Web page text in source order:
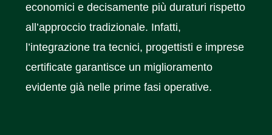
economici e decisamente più duraturi rispetto
all’approccio tradizionale. Infatti,
l’integrazione tra tecnici, progettisti e imprese
certificate garantisce un miglioramento
evidente già nelle prime fasi operative.